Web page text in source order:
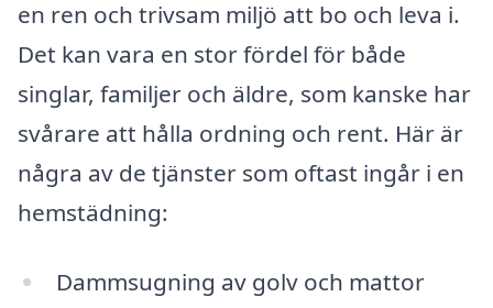
en ren och trivsam miljö att bo och leva i.
Det kan vara en stor fördel för både
singlar, familjer och äldre, som kanske har
svårare att hålla ordning och rent. Här är
några av de tjänster som oftast ingår i en
hemstädning:
Dammsugning av golv och mattor